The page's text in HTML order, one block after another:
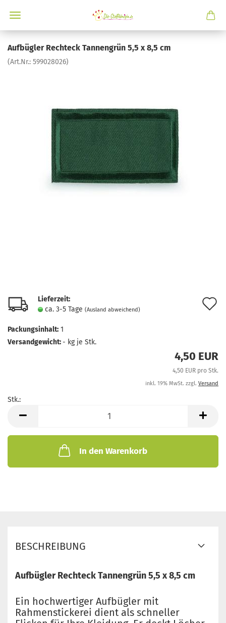
Aufbügler Rechteck Tannengrün 5,5 x 8,5 cm
(Art.Nr.: 599028026)
Lieferzeit:
ca. 3-5 Tage (Ausland abweichend)
Packungsinhalt: 1
Versandgewicht:- kg je Stk.
4,50 EUR
4,50 EUR pro Stk.
inkl. 19% MwSt. zzgl. Versand
Stk.:
In den Warenkorb
BESCHREIBUNG
Aufbügler Rechteck Tannengrün 5,5 x 8,5 cm
Ein hochwertiger Aufbügler mit
Rahmenstickerei dient als schneller